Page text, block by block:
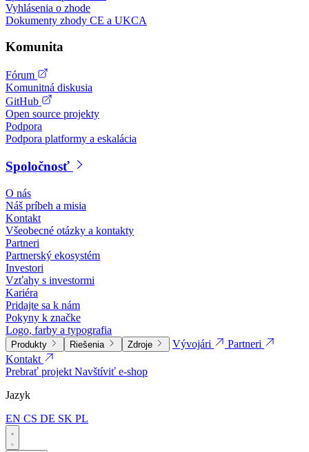
Vyhlásenia o zhode
Dokumenty zhody CE a UKCA
Komunita
Fórum
Komunitná diskusia
GitHub
Open source projekty
Podpora
Podpora platformy a eskalácia
Spoločnosť
O nás
Náš príbeh a misia
Kontakt
Všeobecné otázky a kontakty
Partneri
Partnerský ekosystém
Investori
Vzťahy s investormi
Kariéra
Pridajte sa k nám
Pokyny k značke
Logo, farby a typografia
Produkty Riešenia Zdroje Vývojári
Partneri
Kontakt
Prebrať projektNavštíviť e-shop
Jazyk
EN CS DE SK PL